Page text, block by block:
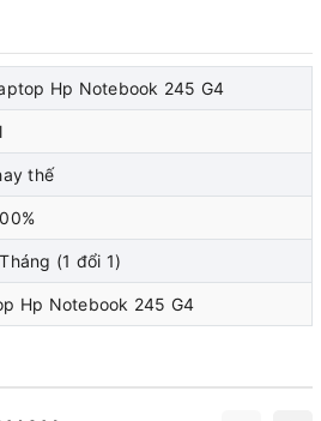
trò quan trọng trong việc cung
hp của bạn. Khi pin laptop
thấy dấu hiệu yếu đi, pin chai,
vỏ của máy, thì bạn nên nghĩ
Hp Notebook 245 G4
thế
(1 đổi 1)
Hp Notebook 245 G4